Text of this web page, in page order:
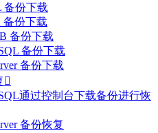
备份下载
备份下载
备份下载
备份下载
备份下载

通过控制台下载备份进行恢
备份恢复